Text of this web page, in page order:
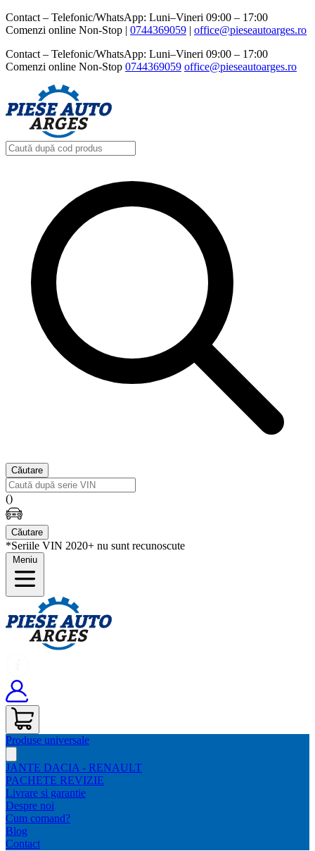
Contact – Telefonic/WhatsApp: Luni–Vineri 09:00 – 17:00
Comenzi online Non-Stop | 0744369059‬ | office@pieseautoarges.ro
Contact – Telefonic/WhatsApp: Luni–Vineri 09:00 – 17:00
Comenzi online Non-Stop 0744369059‬ office@pieseautoarges.ro
Căutare
()
Căutare
*Seriile VIN 2020+ nu sunt recunoscute
Meniu
Produse universale
JANTE DACIA - RENAULT
PACHETE REVIZIE
Livrare si garantie
Despre noi
Cum comand?
Blog
Contact